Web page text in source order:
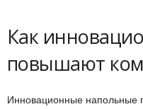
Как
повышают
Инновационные напольные